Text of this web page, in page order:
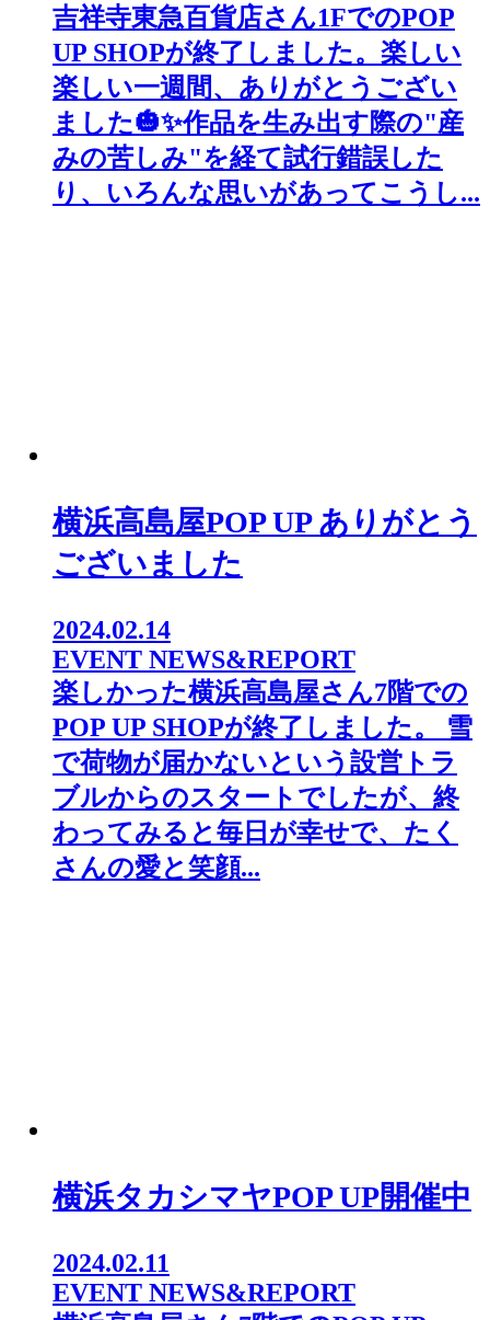
吉祥寺東急百貨店さん1FでのPOP
UP SHOPが終了しました。⁡楽しい
楽しい一週間、ありがとうござい
ました🎃✨⁡作品を生み出す際の"産
みの苦しみ"を経て試行錯誤した
り、いろんな思いがあってこうし...
横浜高島屋POP UP ありがとう
ございました
2024.02.14
EVENT NEWS&REPORT
楽しかった横浜高島屋さん7階での
POP UP SHOPが終了しました。⁡ 雪
で荷物が届かないという設営トラ
ブルからのスタートでしたが、終
わってみると毎日が幸せで、たく
さんの愛と笑顔...
横浜タカシマヤPOP UP開催中
2024.02.11
EVENT NEWS&REPORT